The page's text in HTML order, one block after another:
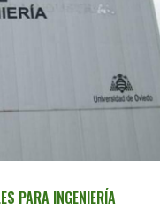
PARA INGENIERÍA